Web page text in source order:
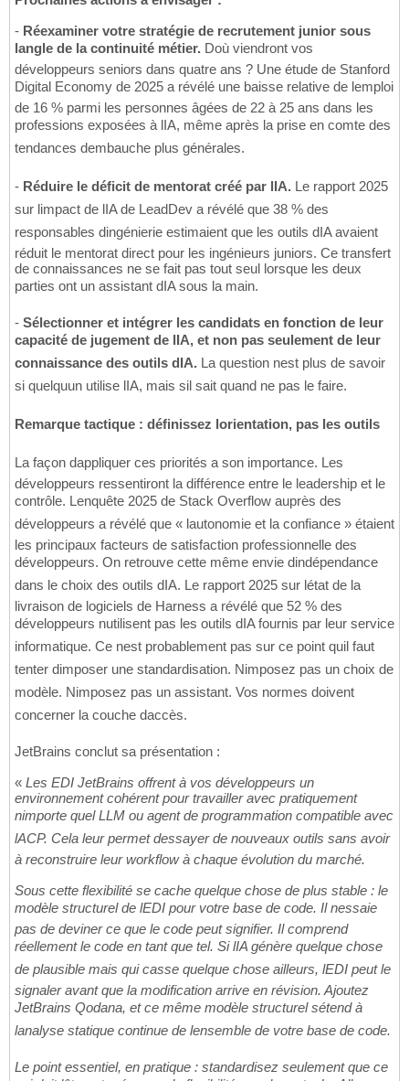
- Réexaminer votre stratégie de recrutement junior sous
langle de la continuité métier. Doù viendront vos
développeurs seniors dans quatre ans ? Une étude de Stanford
Digital Economy de 2025 a révélé une baisse relative de lemploi
de 16 % parmi les personnes âgées de 22 à 25 ans dans les
professions exposées à lIA, même après la prise en comte des
tendances dembauche plus générales.
- Réduire le déficit de mentorat créé par lIA. Le rapport 2025
sur limpact de lIA de LeadDev a révélé que 38 % des
responsables dingénierie estimaient que les outils dIA avaient
réduit le mentorat direct pour les ingénieurs juniors. Ce transfert
de connaissances ne se fait pas tout seul lorsque les deux
parties ont un assistant dIA sous la main.
- Sélectionner et intégrer les candidats en fonction de leur
capacité de jugement de lIA, et non pas seulement de leur
connaissance des outils dIA. La question nest plus de savoir
si quelquun utilise lIA, mais sil sait quand ne pas le faire.
Remarque tactique : définissez lorientation, pas les outils
La façon dappliquer ces priorités a son importance. Les
développeurs ressentiront la différence entre le leadership et le
contrôle. Lenquête 2025 de Stack Overflow auprès des
développeurs a révélé que « lautonomie et la confiance » étaient
les principaux facteurs de satisfaction professionnelle des
développeurs. On retrouve cette même envie dindépendance
dans le choix des outils dIA. Le rapport 2025 sur létat de la
livraison de logiciels de Harness a révélé que 52 % des
développeurs nutilisent pas les outils dIA fournis par leur service
informatique. Ce nest probablement pas sur ce point quil faut
tenter dimposer une standardisation. Nimposez pas un choix de
modèle. Nimposez pas un assistant. Vos normes doivent
concerner la couche daccès.
JetBrains conclut sa présentation :
« Les EDI JetBrains offrent à vos développeurs un
environnement cohérent pour travailler avec pratiquement
nimporte quel LLM ou agent de programmation compatible avec
lACP. Cela leur permet dessayer de nouveaux outils sans avoir
à reconstruire leur workflow à chaque évolution du marché.
Sous cette flexibilité se cache quelque chose de plus stable : le
modèle structurel de lEDI pour votre base de code. Il nessaie
pas de deviner ce que le code peut signifier. Il comprend
réellement le code en tant que tel. Si lIA génère quelque chose
de plausible mais qui casse quelque chose ailleurs, lEDI peut le
signaler avant que la modification arrive en révision. Ajoutez
JetBrains Qodana, et ce même modèle structurel sétend à
lanalyse statique continue de lensemble de votre base de code.
Le point essentiel, en pratique : standardisez seulement que ce